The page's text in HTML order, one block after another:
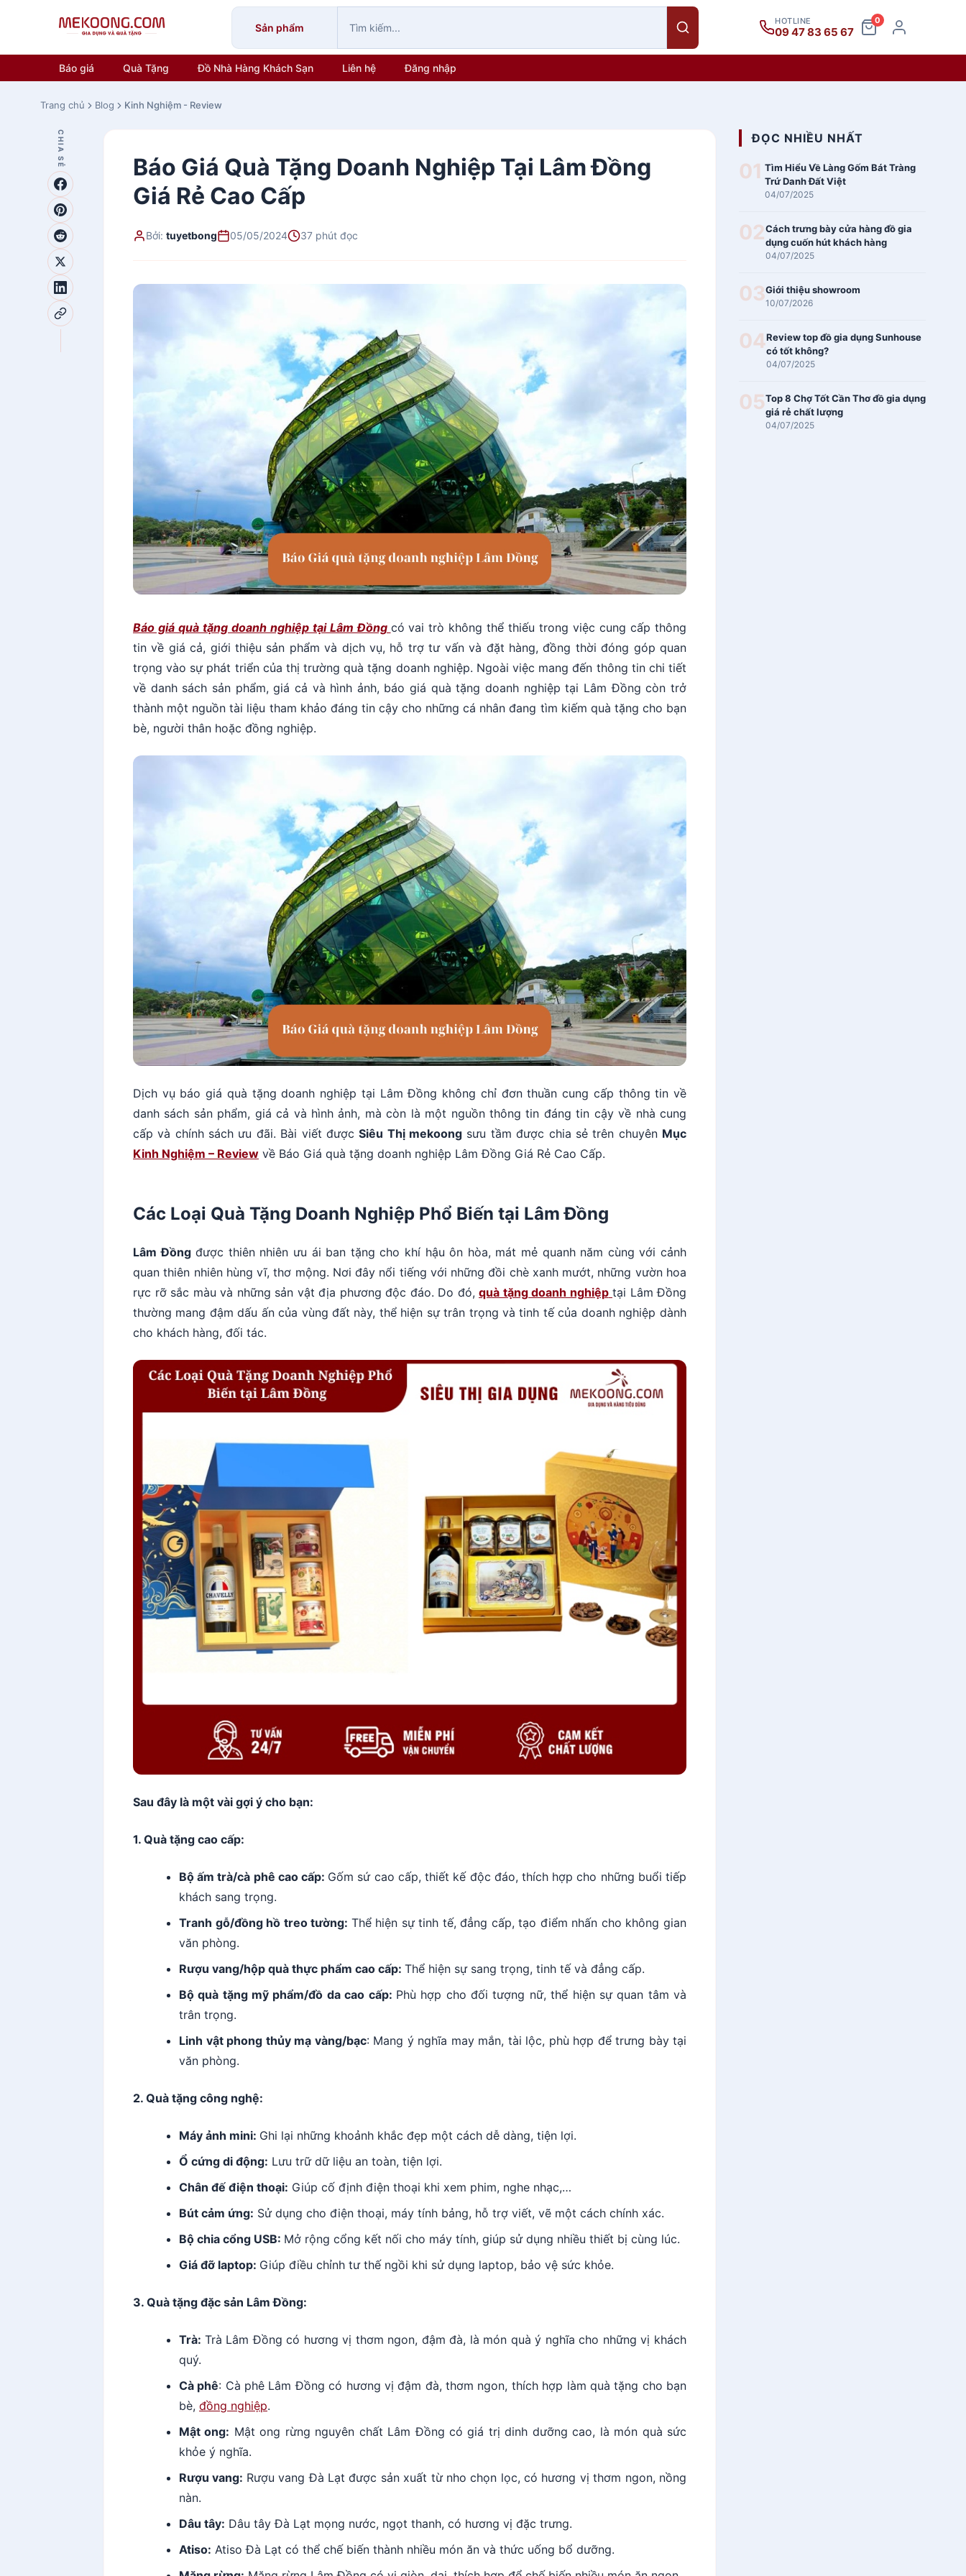
Sản phẩm
HOTLINE
09 47 83 65 67
0
Báo giá Quà Tặng Đồ Nhà Hàng Khách Sạn Liên hệ Đăng nhập
Trang chủ Blog Kinh Nghiệm - Review
CHIA SẺ
Báo Giá Quà Tặng Doanh Nghiệp Tại Lâm Đồng
Giá Rẻ Cao Cấp
Bởi: tuyetbong 05/05/2024 37 phút đọc
Báo giá quà tặng doanh nghiệp tại Lâm Đồng có vai trò không thể thiếu trong việc cung cấp thông
tin về giá cả, giới thiệu sản phẩm và dịch vụ, hỗ trợ tư vấn và đặt hàng, đồng thời đóng góp quan
trọng vào sự phát triển của thị trường quà tặng doanh nghiệp. Ngoài việc mang đến thông tin chi tiết
về danh sách sản phẩm, giá cả và hình ảnh, báo giá quà tặng doanh nghiệp tại Lâm Đồng còn trở
thành một nguồn tài liệu tham khảo đáng tin cậy cho những cá nhân đang tìm kiếm quà tặng cho bạn
bè, người thân hoặc đồng nghiệp.
Dịch vụ báo giá quà tặng doanh nghiệp tại Lâm Đồng không chỉ đơn thuần cung cấp thông tin về
danh sách sản phẩm, giá cả và hình ảnh, mà còn là một nguồn thông tin đáng tin cậy về nhà cung
cấp và chính sách ưu đãi. Bài viết đượcSiêu Thị mekoong sưu tầm được chia sẻ trên chuyên Mục
Kinh Nghiệm – Review về Báo Giá quà tặng doanh nghiệp Lâm Đồng Giá Rẻ Cao Cấp.
Các Loại Quà Tặng Doanh Nghiệp Phổ Biến tại Lâm Đồng
Lâm Đồngđược thiên nhiên ưu ái ban tặng cho khí hậu ôn hòa, mát mẻ quanh năm cùng với cảnh
quan thiên nhiên hùng vĩ, thơ mộng. Nơi đây nổi tiếng với những đồi chè xanh mướt, những vườn hoa
rực rỡ sắc màu và những sản vật địa phương độc đáo. Do đó, quà tặng doanh nghiệp tại Lâm Đồng
thường mang đậm dấu ấn của vùng đất này, thể hiện sự trân trọng và tinh tế của doanh nghiệp dành
cho khách hàng, đối tác.
Sau đây là một vài gợi ý cho bạn:
1. Quà tặng cao cấp:
Bộ ấm trà/cà phê cao cấp: Gốm sứ cao cấp, thiết kế độc đáo, thích hợp cho những buổi tiếp
khách sang trọng.
Tranh gỗ/đồng hồ treo tường: Thể hiện sự tinh tế, đẳng cấp, tạo điểm nhấn cho không gian
văn phòng.
Rượu vang/hộp quà thực phẩm cao cấp: Thể hiện sự sang trọng, tinh tế và đẳng cấp.
Bộ quà tặng mỹ phẩm/đồ da cao cấp: Phù hợp cho đối tượng nữ, thể hiện sự quan tâm và
trân trọng.
Linh vật phong thủy mạ vàng/bạc: Mang ý nghĩa may mắn, tài lộc, phù hợp để trưng bày tại
văn phòng.
2. Quà tặng công nghệ:
Máy ảnh mini: Ghi lại những khoảnh khắc đẹp một cách dễ dàng, tiện lợi.
Ổ cứng di động: Lưu trữ dữ liệu an toàn, tiện lợi.
Chân đế điện thoại: Giúp cố định điện thoại khi xem phim, nghe nhạc,…
Bút cảm ứng: Sử dụng cho điện thoại, máy tính bảng, hỗ trợ viết, vẽ một cách chính xác.
Bộ chia cổng USB: Mở rộng cổng kết nối cho máy tính, giúp sử dụng nhiều thiết bị cùng lúc.
Giá đỡ laptop: Giúp điều chỉnh tư thế ngồi khi sử dụng laptop, bảo vệ sức khỏe.
3. Quà tặng đặc sản Lâm Đồng:
Trà: Trà Lâm Đồng có hương vị thơm ngon, đậm đà, là món quà ý nghĩa cho những vị khách
quý.
Cà phê: Cà phê Lâm Đồng có hương vị đậm đà, thơm ngon, thích hợp làm quà tặng cho bạn
bè, đồng nghiệp.
Mật ong: Mật ong rừng nguyên chất Lâm Đồng có giá trị dinh dưỡng cao, là món quà sức
khỏe ý nghĩa.
Rượu vang: Rượu vang Đà Lạt được sản xuất từ nho chọn lọc, có hương vị thơm ngon, nồng
nàn.
Dâu tây: Dâu tây Đà Lạt mọng nước, ngọt thanh, có hương vị đặc trưng.
Atiso: Atiso Đà Lạt có thể chế biến thành nhiều món ăn và thức uống bổ dưỡng.
ĐỌC NHIỀU NHẤT
01 Tìm Hiểu Về Làng Gốm Bát Tràng
Trứ Danh Đất Việt
04/07/2025
02Cách trưng bày cửa hàng đồ gia
dụng cuốn hút khách hàng
04/07/2025
03Giới thiệu showroom
10/07/2026
04Review top đồ gia dụng Sunhouse
có tốt không?
04/07/2025
05Top 8 Chợ Tốt Cần Thơ đồ gia dụng
giá rẻ chất lượng
04/07/2025